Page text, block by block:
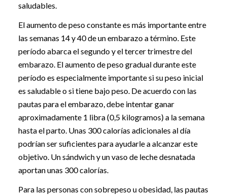
saludables.
El aumento de peso constante es más importante entre
las semanas 14 y 40 de un embarazo a término. Este
período abarca el segundo y el tercer trimestre del
embarazo. El aumento de peso gradual durante este
período es especialmente importante si su peso inicial
es saludable o si tiene bajo peso. De acuerdo con las
pautas para el embarazo, debe intentar ganar
aproximadamente 1 libra (0,5 kilogramos) a la semana
hasta el parto. Unas 300 calorías adicionales al día
podrían ser suficientes para ayudarle a alcanzar este
objetivo. Un sándwich y un vaso de leche desnatada
aportan unas 300 calorías.
Para las personas con sobrepeso u obesidad, las pautas